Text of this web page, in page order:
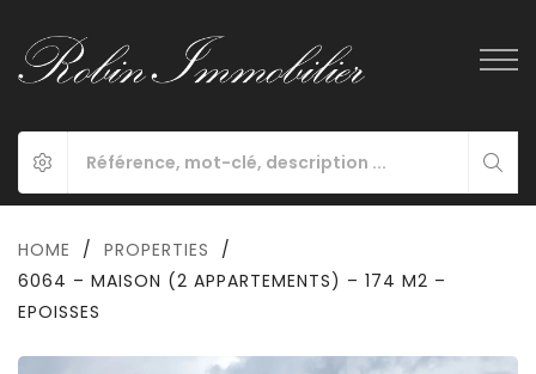
HOME / PROPERTIES
/
6064 – MAISON (2 APPARTEMENTS) – 174 M2 –
EPOISSES